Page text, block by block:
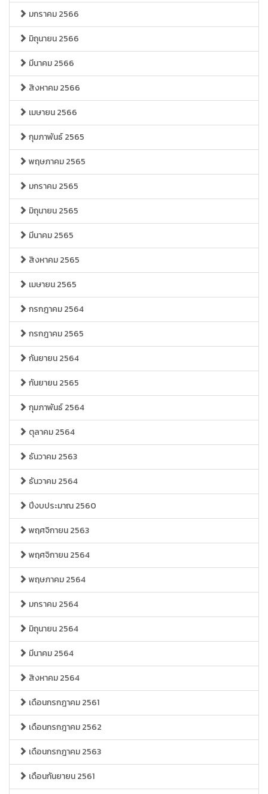
มกราคม 2566
มิถุนายน 2566
มีนาคม 2566
สิงหาคม 2566
เมษายน 2566
กุมภาพันธ์ 2565
พฤษภาคม 2565
มกราคม 2565
มิถุนายน 2565
มีนาคม 2565
สิงหาคม 2565
เมษายน 2565
กรกฎาคม 2564
กรกฎาคม 2565
กันยายน 2564
กันยายน 2565
กุมภาพันธ์ 2564
ตุลาคม 2564
ธันวาคม 2563
ธันวาคม 2564
ปีงบประมาณ 2560
พฤศจิกายน 2563
พฤศจิกายน 2564
พฤษภาคม 2564
มกราคม 2564
มิถุนายน 2564
มีนาคม 2564
สิงหาคม 2564
เดือนกรกฎาคม 2561
เดือนกรกฎาคม 2562
เดือนกรกฎาคม 2563
เดือนกันยายน 2561